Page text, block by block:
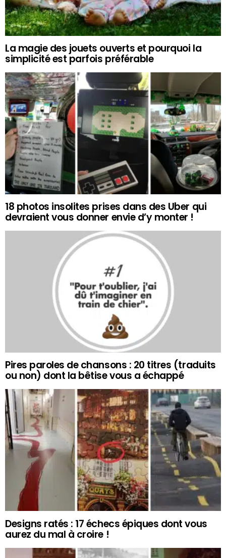
La magie des jouets ouverts et pourquoi la
simplicité est parfois préférable
18 photos insolites prises dans des Uber qui
devraient vous donner envie d’y monter !
Pires paroles de chansons : 20 titres (traduits
ou non) dont la bêtise vous a échappé
Designs ratés : 17 échecs épiques dont vous
aurez du mal à croire !